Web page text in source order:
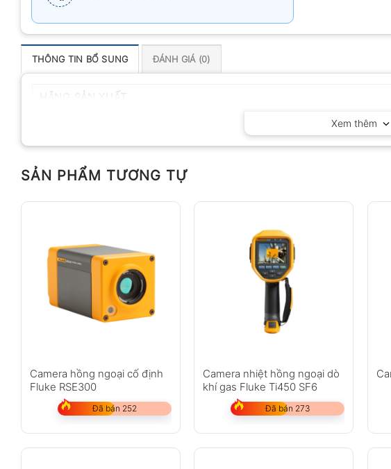
THÔNG TIN BỔ SUNG ĐÁNH GIÁ (0)
Xem thêm
SẢN PHẨM TƯƠNG TỰ
Camera hồng ngoại cố định
Fluke RSE300
Đã bán 252
Camera nhiệt hồng ngoại dò
khí gas Fluke Ti450 SF6
Đã bán 273